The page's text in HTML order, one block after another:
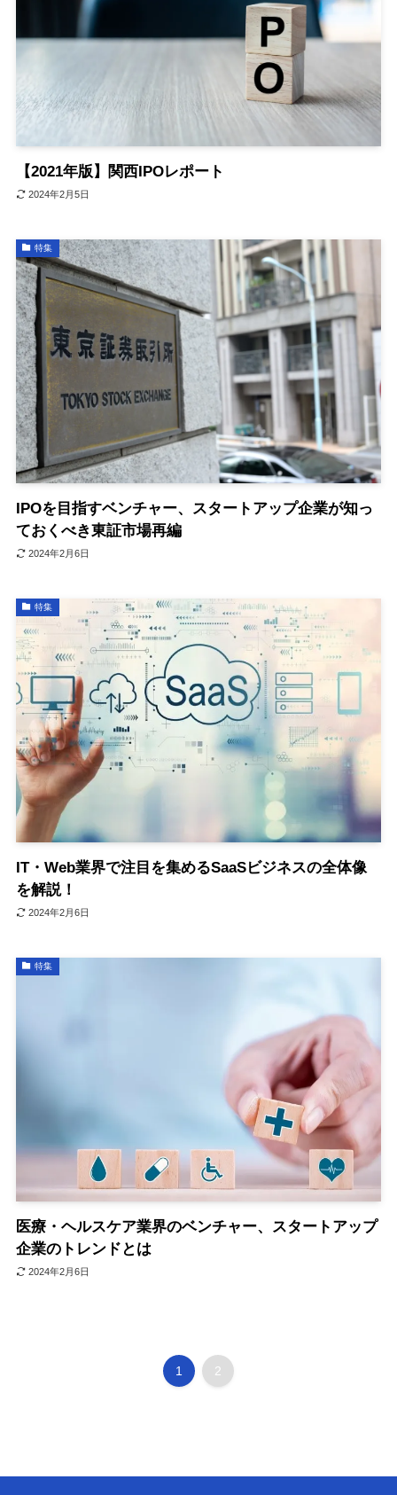
【2021年版】関西IPOレポート
2024年2月5日
特集
IPOを目指すベンチャー、スタートアップ企業が知っ
ておくべき東証市場再編
2024年2月6日
特集
IT・Web業界で注目を集めるSaaSビジネスの全体像
を解説！
2024年2月6日
特集
医療・ヘルスケア業界のベンチャー、スタートアップ
企業のトレンドとは
2024年2月6日
1 2